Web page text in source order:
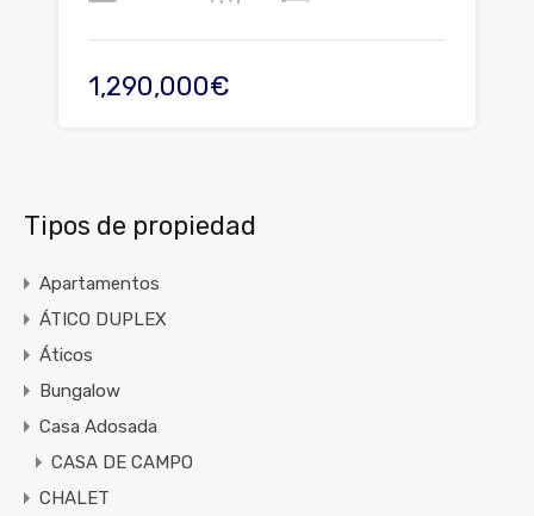
1,290,000€
Tipos de propiedad
Apartamentos
ÁTICO DUPLEX
Áticos
Bungalow
Casa Adosada
CASA DE CAMPO
CHALET